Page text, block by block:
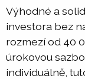
Výhodné a
investora bez
rozmezí od 40
úrokovou
individuálně,